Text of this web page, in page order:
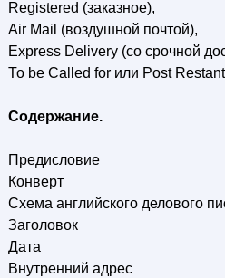
Registered (заказное),
Air Mail (воздушной почтой),
Express Delivery (со срочной
То be Called for или Post
Содержание.
Предисловие
Конверт
Схема английского делового
Заголовок
Дата
Внутренний адрес